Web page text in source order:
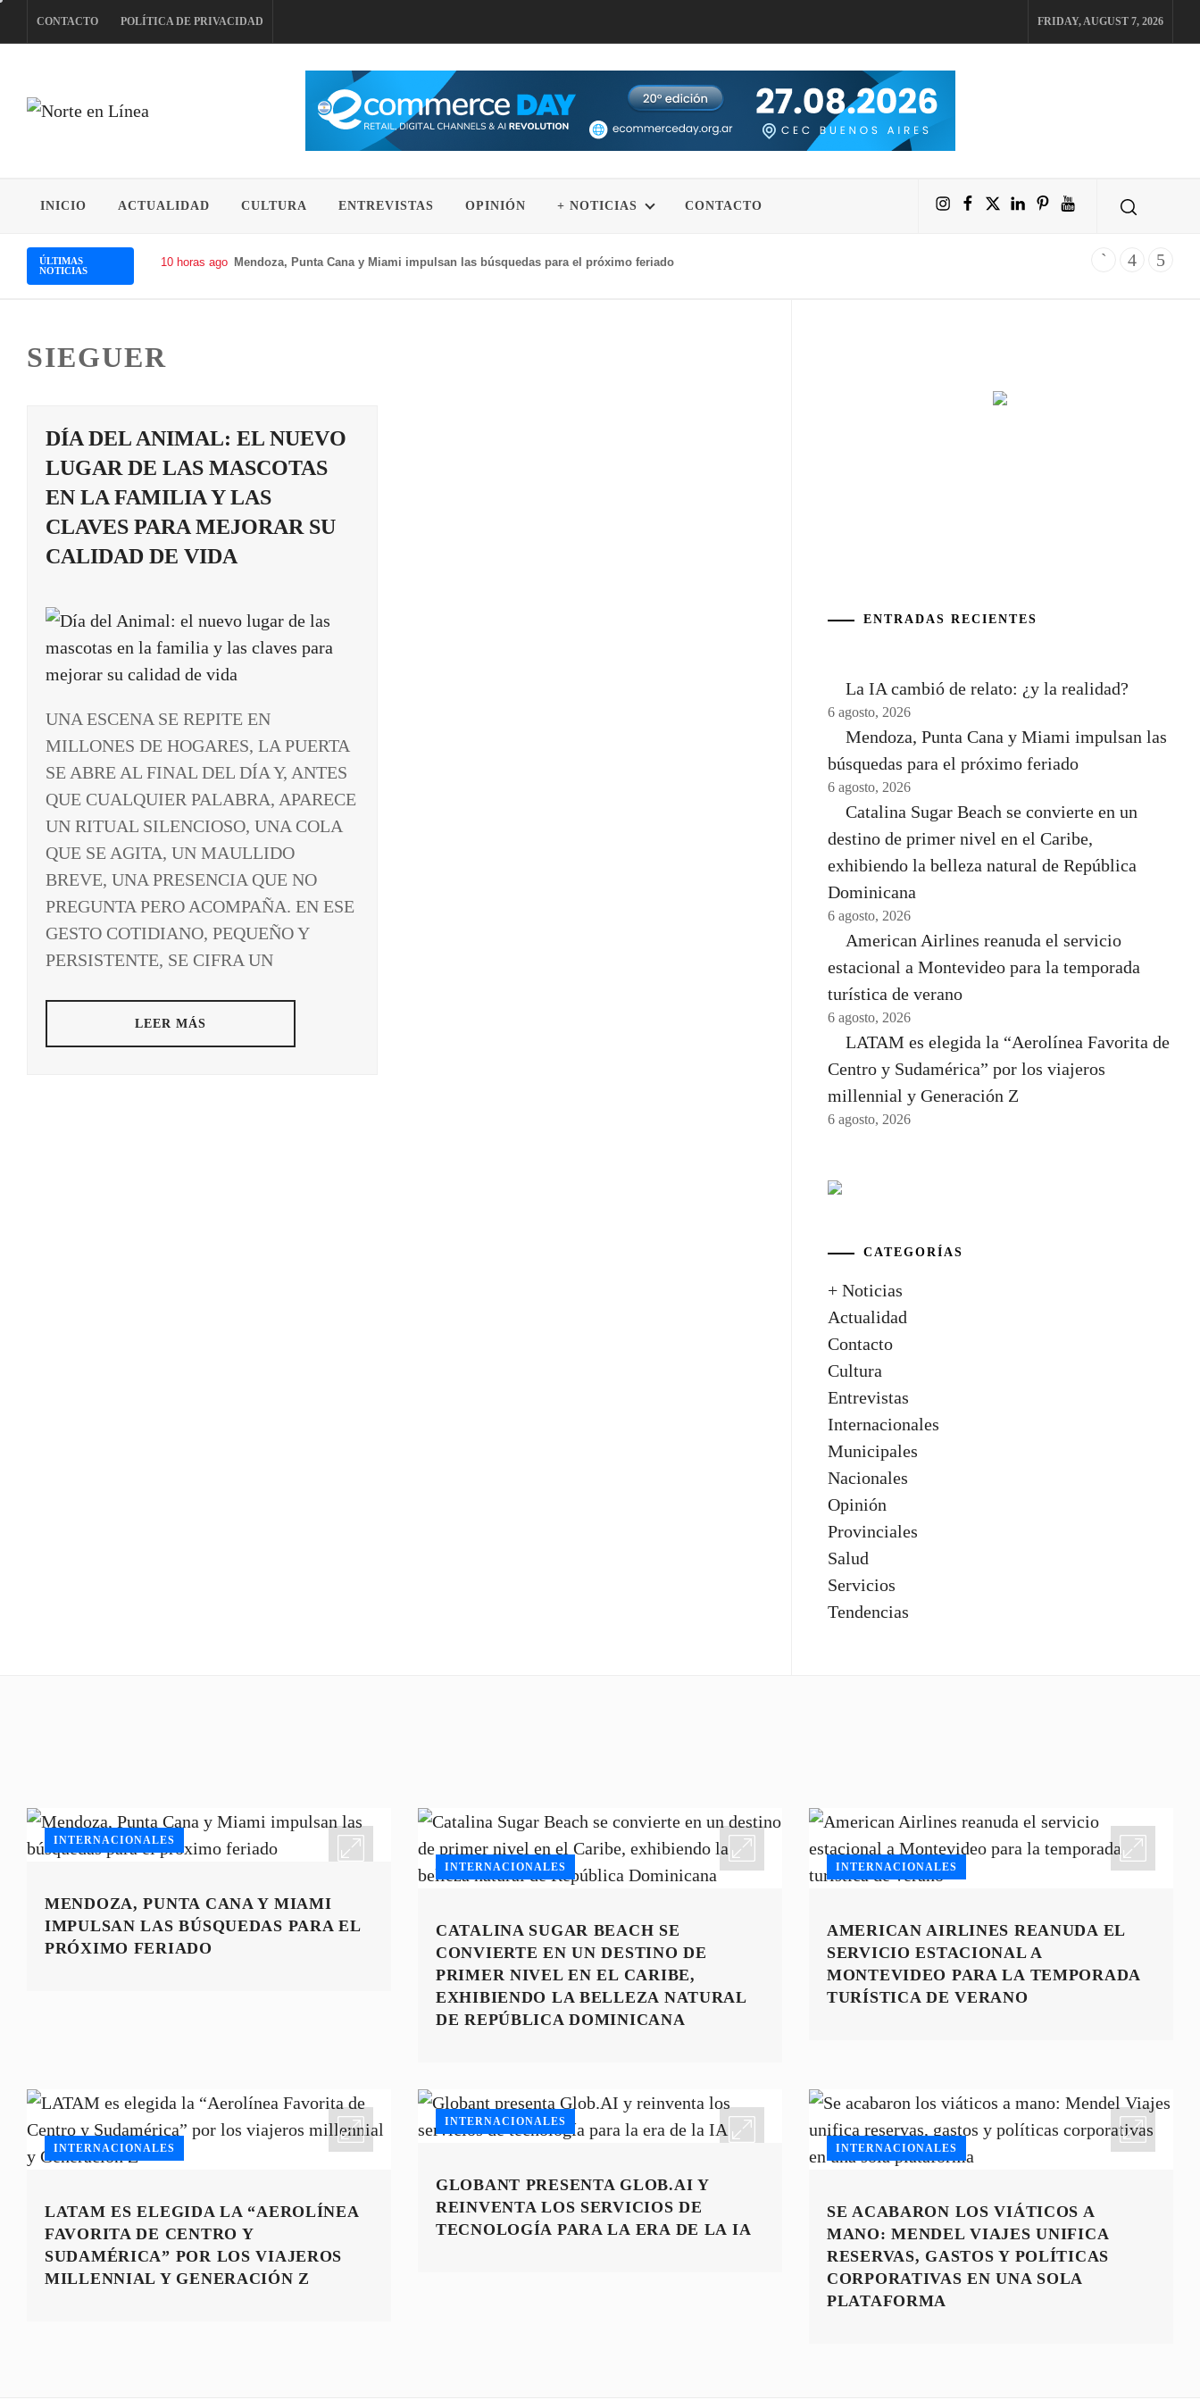
to
CONTACTO POLÍTICA DE PRIVACIDAD FRIDAY, AUGUST 7, 2026
NORTE EN LÍNEA
INICIO ACTUALIDAD CULTURA ENTREVISTAS OPINIÓN + NOTICIAS CONTACTO InstagramFacebook
X LinkedInPinterestYouTube
ÚLTIMAS
NOTICIAS
10 horas ago Mendoza, Punta Cana y Miami impulsan las búsquedas para el próximo feriado
SIEGUER
DÍA DEL ANIMAL: EL NUEVO
LUGAR DE LAS MASCOTAS
EN LA FAMILIA Y LAS
CLAVES PARA MEJORAR SU
CALIDAD DE VIDA
UNA ESCENA SE REPITE EN
MILLONES DE HOGARES, LA PUERTA
SE ABRE AL FINAL DEL DÍA Y, ANTES
QUE CUALQUIER PALABRA, APARECE
UN RITUAL SILENCIOSO, UNA COLA
QUE SE AGITA, UN MAULLIDO
BREVE, UNA PRESENCIA QUE NO
PREGUNTA PERO ACOMPAÑA. EN ESE
GESTO COTIDIANO, PEQUEÑO Y
PERSISTENTE, SE CIFRA UN
LEER MÁS
ENTRADAS RECIENTES
La IA cambió de relato: ¿y la realidad?
6 agosto, 2026
Mendoza, Punta Cana y Miami impulsan las
búsquedas para el próximo feriado
6 agosto, 2026
Catalina Sugar Beach se convierte en un
destino de primer nivel en el Caribe,
exhibiendo la belleza natural de República
Dominicana
6 agosto, 2026
American Airlines reanuda el servicio
estacional a Montevideo para la temporada
turística de verano
6 agosto, 2026
LATAM es elegida la “Aerolínea Favorita de
Centro y Sudamérica” por los viajeros
millennial y Generación Z
6 agosto, 2026
CATEGORÍAS
+ Noticias
Actualidad
Contacto
Cultura
Entrevistas
Internacionales
Municipales
Nacionales
Opinión
Provinciales
Salud
Servicios
Tendencias
INTERNACIONALES
MENDOZA, PUNTA CANA Y MIAMI
IMPULSAN LAS BÚSQUEDAS PARA EL
PRÓXIMO FERIADO
INTERNACIONALES
CATALINA SUGAR BEACH SE
CONVIERTE EN UN DESTINO DE
PRIMER NIVEL EN EL CARIBE,
EXHIBIENDO LA BELLEZA NATURAL
DE REPÚBLICA DOMINICANA
INTERNACIONALES
AMERICAN AIRLINES REANUDA EL
SERVICIO ESTACIONAL A
MONTEVIDEO PARA LA TEMPORADA
TURÍSTICA DE VERANO
INTERNACIONALES
LATAM ES ELEGIDA LA “AEROLÍNEA
FAVORITA DE CENTRO Y
SUDAMÉRICA” POR LOS VIAJEROS
MILLENNIAL Y GENERACIÓN Z
INTERNACIONALES
GLOBANT PRESENTA GLOB.AI Y
REINVENTA LOS SERVICIOS DE
TECNOLOGÍA PARA LA ERA DE LA IA
INTERNACIONALES
SE ACABARON LOS VIÁTICOS A
MANO: MENDEL VIAJES UNIFICA
RESERVAS, GASTOS Y POLÍTICAS
CORPORATIVAS EN UNA SOLA
PLATAFORMA